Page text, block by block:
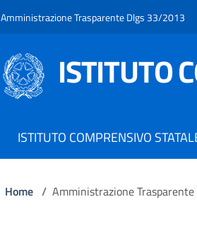
Amministrazione Trasparente Dlgs 33/2013
ISTITUTO
ISTITUTO COMPRENSIVO
Home / Amministrazione Trasparente